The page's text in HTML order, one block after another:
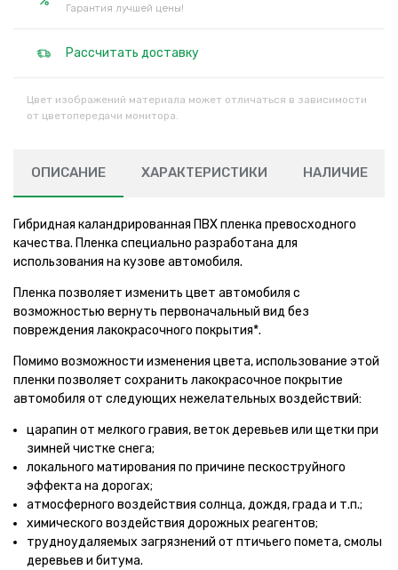
Гарантия лучшей цены!
Рассчитать доставку
Цвет изображений материала может отличаться в зависимости
от цветопередачи монитора.
ОПИСАНИЕ ХАРАКТЕРИСТИКИ НАЛИЧИЕ
Гибридная каландрированная ПВХ пленка превосходного
качества. Пленка специально разработана для
использования на кузове автомобиля.
Пленка позволяет изменить цвет автомобиля с
возможностью вернуть первоначальный вид без
повреждения лакокрасочного покрытия*.
Помимо возможности изменения цвета, использование этой
пленки позволяет сохранить лакокрасочное покрытие
автомобиля от следующих нежелательных воздействий:
царапин от мелкого гравия, веток деревьев или щетки при
зимней чистке снега;
локального матирования по причине пескоструйного
эффекта на дорогах;
атмосферного воздействия солнца, дождя, града и т.п.;
химического воздействия дорожных реагентов;
трудноудаляемых загрязнений от птичьего помета, смолы
деревьев и битума.